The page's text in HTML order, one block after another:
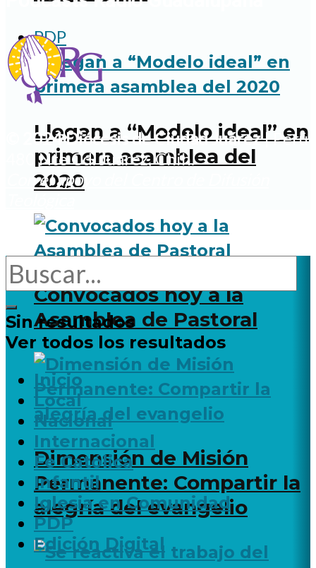
PDP
Llegan a “Modelo ideal” en
primera asamblea del
2020
Convocados hoy a la
Asamblea de Pastoral
Dimensión de Misión
Permanente: Compartir la
alegría del evangelio
© 2024 Diócesis de Ciudad Juárez| Perú
480 Nte Cd. Juárez, Chih.
Con el apoyo del Centro de Difusión
Sin resultados
Ver todos los resultados
Inicio
Local
Nacional
Internacional
Fe Católica
Infantil
Iglesia en Comunidad
PDP
Edición Digital